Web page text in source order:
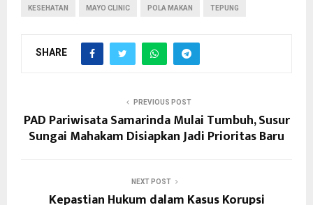
KESEHATAN MAYO CLINIC POLA MAKAN TEPUNG
SHARE
PREVIOUS POST
PAD Pariwisata Samarinda Mulai Tumbuh, Susur
Sungai Mahakam Disiapkan Jadi Prioritas Baru
NEXT POST
Kepastian Hukum dalam Kasus Korupsi